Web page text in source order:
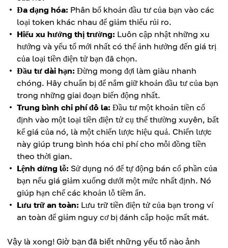
Đa dạng hóa: Phân bổ khoản đầu tư của bạn vào các
loại token khác nhau để giảm thiểu rủi ro.
Hiểu xu hướng thị trường: Luôn cập nhật những xu
hướng và yếu tố mới nhất có thể ảnh hưởng đến giá trị
của loại tiền điện tử bạn đã chọn.
Đầu tư dài hạn: Đừng mong đợi làm giàu nhanh
chóng. Hãy chuẩn bị để nắm giữ khoản đầu tư của bạn
trong những giai đoạn biến động nhất.
Trung bình chi phí đô la: Đầu tư một khoản tiền cố
định vào một loại tiền điện tử cụ thể thường xuyên, bất
kể giá của nó, là một chiến lược hiệu quả. Chiến lược
này giúp trung bình hóa chi phí cho mỗi đồng tiền
theo thời gian.
Lệnh dừng lỗ: Sử dụng nó để tự động bán cổ phần của
bạn nếu giá giảm xuống dưới một mức nhất định. Nó
giúp hạn chế các khoản lỗ tiềm ẩn.
Lưu trữ an toàn: Lưu trữ tiền điện tử của bạn trong ví
an toàn để giảm nguy cơ bị đánh cắp hoặc mất mát.
Vậy là xong! Giờ bạn đã biết những yếu tố nào ảnh